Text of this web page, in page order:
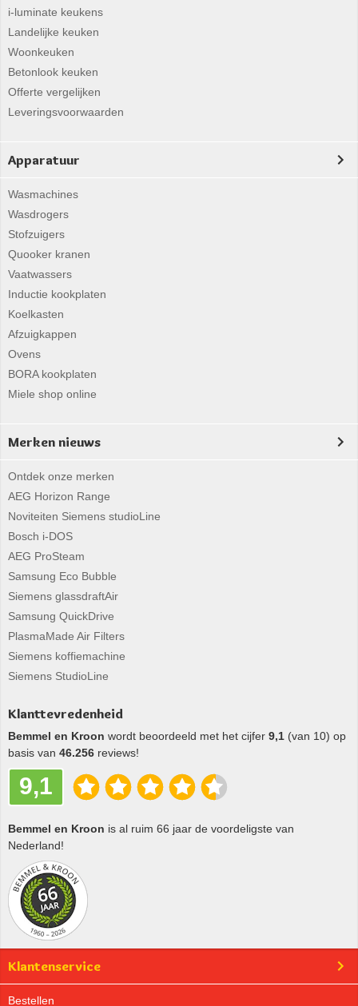
i-luminate keukens
Landelijke keuken
Woonkeuken
Betonlook keuken
Offerte vergelijken
Leveringsvoorwaarden
Apparatuur
Wasmachines
Wasdrogers
Stofzuigers
Quooker kranen
Vaatwassers
Inductie kookplaten
Koelkasten
Afzuigkappen
Ovens
BORA kookplaten
Miele shop online
Merken nieuws
Ontdek onze merken
AEG Horizon Range
Noviteiten Siemens studioLine
Bosch i-DOS
AEG ProSteam
Samsung Eco Bubble
Siemens glassdraftAir
Samsung QuickDrive
PlasmaMade Air Filters
Siemens koffiemachine
Siemens StudioLine
Klanttevredenheid
Bemmel en Kroon wordt beoordeeld met het cijfer 9,1 (van 10) op
basis van 46.256 reviews!
9,1
Bemmel en Kroon is al ruim 66 jaar de voordeligste van
Nederland!
Klantenservice
Bestellen